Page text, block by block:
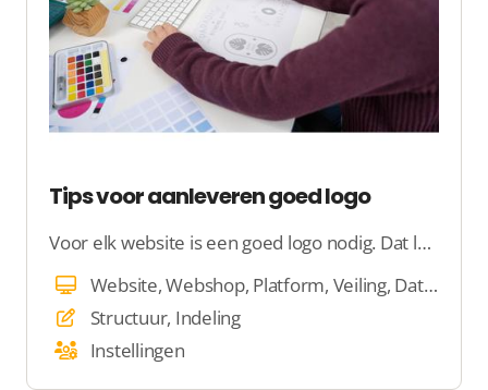
Tips voor aanleveren goed logo
Voor elk website is een goed logo nodig. Dat logo moet aan een aantal voorwaarden voldoen. Check 6 tips voor een goed logo bovenaan jouw website.
Website, Webshop, Platform, Veiling, Dating
Structuur, Indeling
Instellingen